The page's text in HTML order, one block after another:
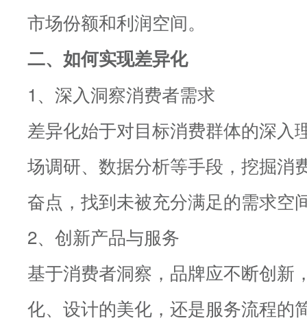
市场份额和利润空间。
二、如何实现差异化
1、深入洞察消费者需求
差异化始于对目标消费群体的深入
场调研、数据分析等手段，挖掘消
奋点，找到未被充分满足的需求空
2、创新产品与服务
基于消费者洞察，品牌应不断创新
化、设计的美化，还是服务流程的